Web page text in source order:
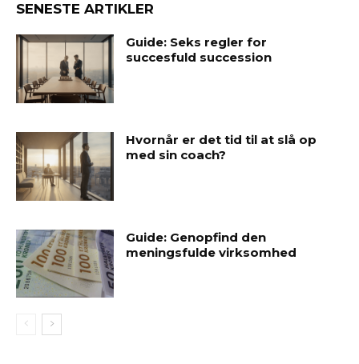
SENESTE ARTIKLER
Guide: Seks regler for
succesfuld succession
Hvornår er det tid til at slå op
med sin coach?
Guide: Genopfind den
meningsfulde virksomhed